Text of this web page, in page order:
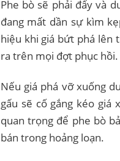
Phe bò sẽ phải đẩy và
đang mất dần sự kìm
hiệu khi giá bứt phá lên
ra trên mọi đợt phục hồi.
Nếu giá phá vỡ xuống
gấu sẽ cố gắng kéo
quan trọng để phe bò
bán trong hoảng loạn.